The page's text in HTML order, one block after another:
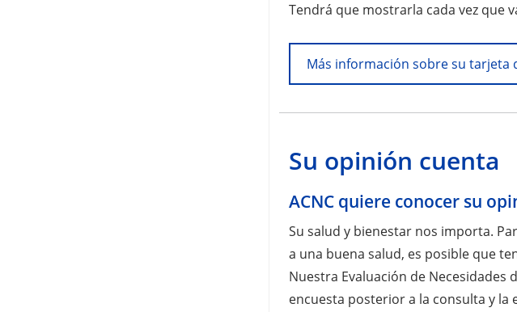
Tendrá que mostrarla cada vez que
Más información sobre su tarjeta
Su opinión cuenta
ACNC quiere conocer su
Su salud y bienestar nos importa.
a una buena salud, es posible que
Nuestra Evaluación de Necesidades
encuesta posterior a la consulta y